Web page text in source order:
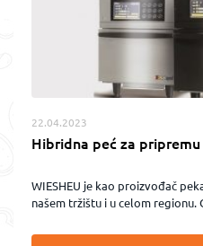
22.04.2023
Hibridna peć za pripremu
WIESHEU je kao proizvođač
našem tržištu i u celom regionu.